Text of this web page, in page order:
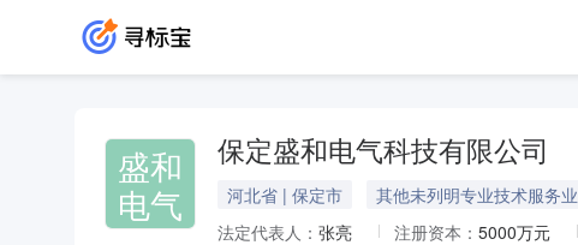
盛和
电气
保定盛和电气科技有限公司
河北省 | 保定市 其他未列明专业技术服务业
法定代表人： 张亮 注册资本： 5000万元